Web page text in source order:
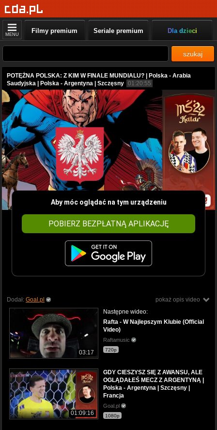
MENU Filmy premium Seriale premium Dla dzieci
szukaj
POTĘŻNA POLSKA: Z KIM W FINALE MUNDIALU? | Polska - Arabia
Saudyjska | Polska - Argentyna | Szczęsny 01:20:55
Aby móc oglądać na tym urządzeniu
POBIERZ BEZPŁATNĄ APLIKACJĘ
pokaż opis video
Dodał: Goal.pl
03:17
Następne wideo:
Rafta - W Najlepszym Klubie (Official
Video)
Raftamusic
720p
01:09:16
GDY CIESZYSZ SIĘ Z AWANSU, ALE
OGLĄDAŁEŚ MECZ Z ARGENTYNĄ |
Polska - Argentyna | Szczęsny |
Francja
Goal.pl
1080p